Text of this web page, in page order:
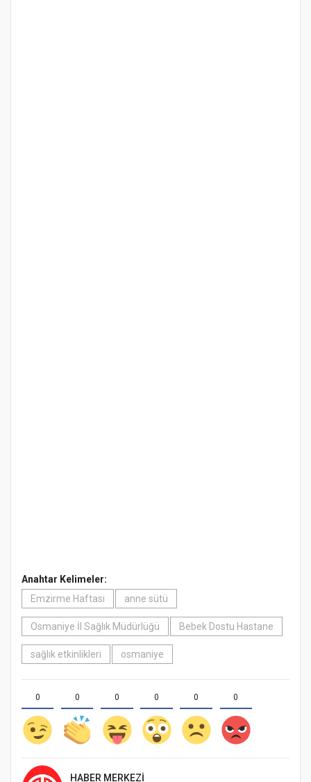
Anahtar Kelimeler:
Emzirme Haftası
anne sütü
Osmaniye İl Sağlık Müdürlüğü Bebek Dostu Hastane
sağlık etkinlikleri osmaniye
0 0 0 0 0 0
HABER MERKEZI